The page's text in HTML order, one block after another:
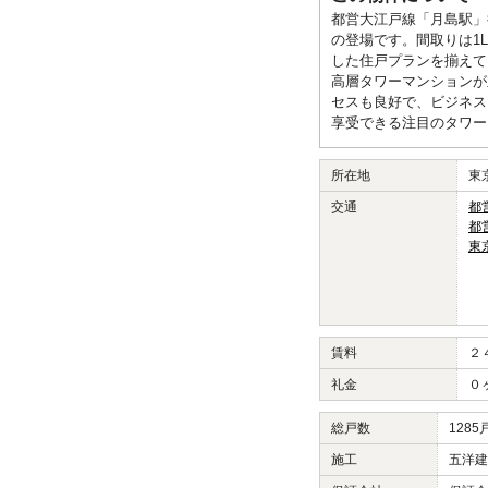
都営大江戸線「月島駅
の登場です。間取りは
した住戸プランを揃え
高層タワーマンション
セスも良好で、ビジネ
享受できる注目のタワ
所在地 東
交通
都
都
東
賃料 ２
礼金 ０
総戸数 1285
施工 五洋